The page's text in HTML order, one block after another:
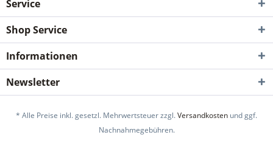
Service
Shop Service
Informationen
Newsletter
* Alle Preise inkl. gesetzl. Mehrwertsteuer zzgl.Versandkosten und ggf.
Nachnahmegebühren.